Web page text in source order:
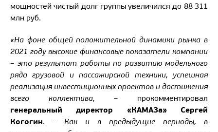
мощностей чистый долг группы увеличился до 88 311
млн руб.
«На фоне общей положительной динамики рынка в
2021 году высокие финансовые показатели компании
– это результат работы по развитию модельного
ряда грузовой и пассажирской техники, успешная
реализация инвестиционных проектов и достижения
всего коллектива, – прокомментировал
генеральный директор «КАМАЗа» Сергей
Когогин. – Как и в предыдущие периоды, в